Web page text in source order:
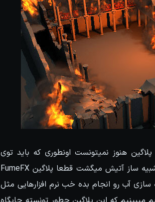
هنوز نمیتونست اونطوری که باید توی
Pipeline آرتیست ها جایگاهی رو داشته باشه. یعنی اگر کسی بدنبال شبیه ساز آتیش میگشت قطعا پلاگین FumeFX
آب رو انجام بده خب نرم افزارهایی مثل